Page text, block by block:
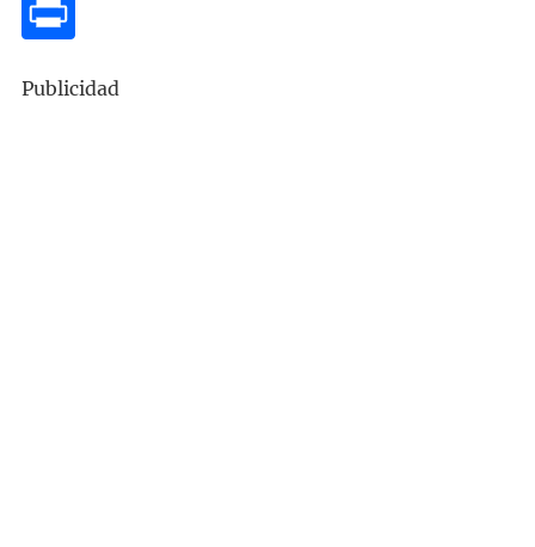
Publicidad